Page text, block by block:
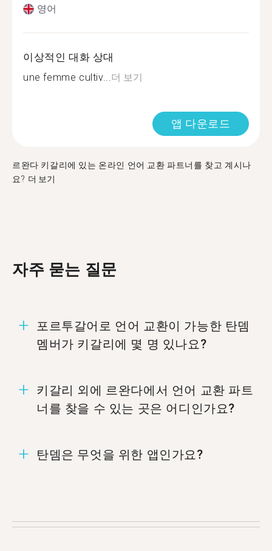
영어
이상적인 대화 상대
une femme cultiv...더 보기
앱 다운로드
르완다 키갈리에 있는 온라인 언어 교환 파트너를 찾고 계시나
요? 더 보기
자주 묻는 질문
포르투갈어로 언어 교환이 가능한 탄뎀
멤버가 키갈리에 몇 명 있나요?
환할 준비가 되어 있습니다.
키갈리 외에 르완다에서 언어 교환 파트
너를 찾을 수 있는 곳은 어디인가요?
탄뎀은 무엇을 위한 앱인가요?
24 명이 키갈리에서 왔습니다.